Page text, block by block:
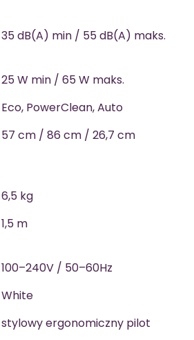
35 dB(A) min / 55 dB(A) maks.
25 W min / 65 W maks.
Eco, PowerClean, Auto
57 cm / 86 cm / 26,7 cm
6,5 kg
1,5 m
100–240V / 50–60Hz
White
stylowy ergonomiczny pilot